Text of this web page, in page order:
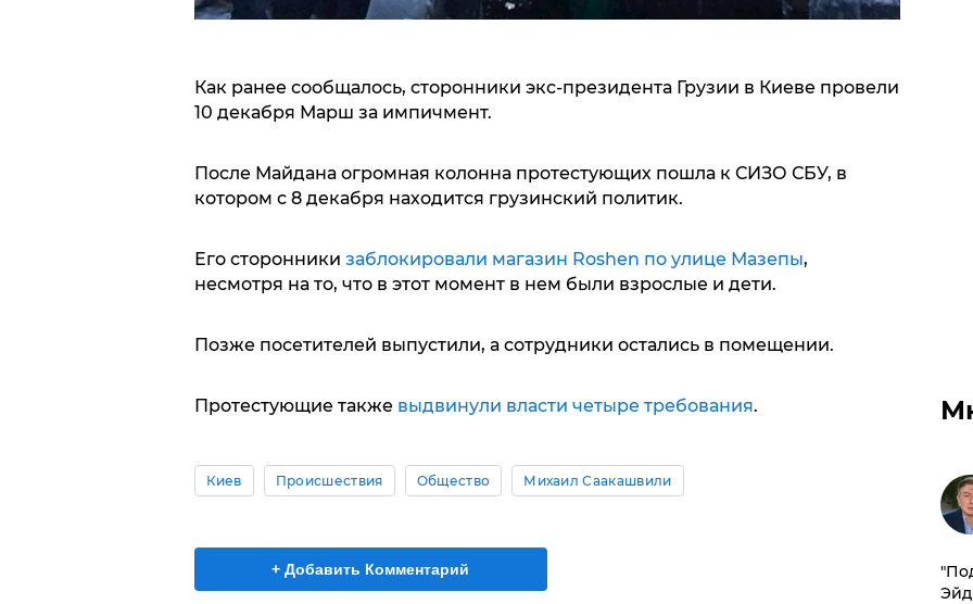
Как ранее сообщалось, сторонники экс-президента Грузии в Киеве провели
10 декабря Марш за импичмент.
После Майдана огромная колонна протестующих пошла к СИЗО СБУ, в
котором с 8 декабря находится грузинский политик.
Его сторонники заблокировали магазин Roshen по улице Мазепы,
несмотря на то, что в этот момент в нем были взрослые и дети.
Позже посетителей выпустили, а сотрудники остались в помещении.
Протестующие также выдвинули власти четыре требования.
Киев Происшествия Общество Михаил Саакашвили
+ Добавить Комментарий